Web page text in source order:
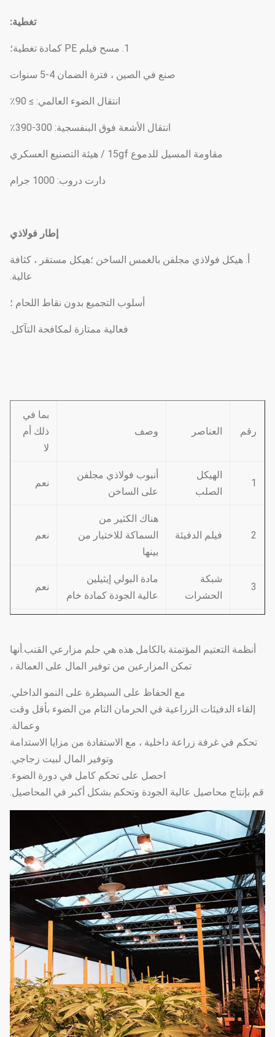
تغطية:
1. مسح فيلم PE كمادة تغطية؛
صنع في الصين ، فترة الضمان 4-5 سنوات
انتقال الضوء العالمي: ≥ 90٪
انتقال الأشعة فوق البنفسجية: 300-390٪
مقاومة المسيل للدموع 15gf / هيئة التصنيع العسكري
دارت دروب: 1000 جرام
إطار فولاذي
أ. هيكل فولاذي مجلفن بالغمس الساخن ؛هيكل مستقر ، كثافة
عالية.
أسلوب التجميع بدون نقاط اللحام ؛
فعالية ممتازة لمكافحة التآكل.
رقم العناصر وصف
بما في
ذلك أم
لا
1
الهيكل
الصلب
أنبوب فولاذي مجلفن
على الساخن
نعم
2 فيلم الدفيئة
هناك الكثير من
السماكة للاختيار من
بينها
نعم
3
شبكة
الحشرات
مادة البولي إيثيلين
عالية الجودة كمادة خام
نعم
نظام دلفنة
النوع الكهروديناميكي ،
اليدوي
دوران
نعم
التدفئة
تسخين الماء الساخن ،
تسخين الهواء الساخن ،
اختياري
8
نظام الري
بالتنقيط
يمكن تخصيصها وفقًا
لطول وعرض الدفيئة
9
الجزئي
يمكن تخصيصها وفقًا
لطول وعرض الدفيئة
اختياري
10 املأ الضوء
من السهل تجميع دفيئة
التعتيم التلقائي
للحرمان من الضوء
اختياري
11
سرير
الشتلات
سرير البذر المتحرك اختياري
يمكن إعادة استخدامها ،
أنظمة التعتيم المؤتمتة بالكامل هذه هي حلم مزارعي القنب.أنها
تمكن المزارعين من توفير المال على العمالة ،
مع الحفاظ على السيطرة على النمو الداخلي.
إلقاء الدفيئات الزراعية في الحرمان التام من الضوء بأقل وقت
وعمالة.
تحكم في غرفة زراعة داخلية ، مع الاستفادة من مزايا الاستدامة
وتوفير المال لبيت زجاجي.
احصل على تحكم كامل في دورة الضوء.
قم بإنتاج محاصيل عالية الجودة وتحكم بشكل أكبر في المحاصيل.